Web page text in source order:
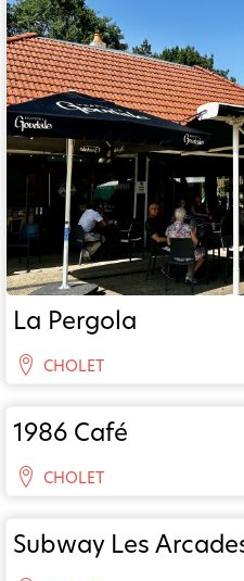
La Pergola
CHOLET
1986 Café
CHOLET
Subway Les